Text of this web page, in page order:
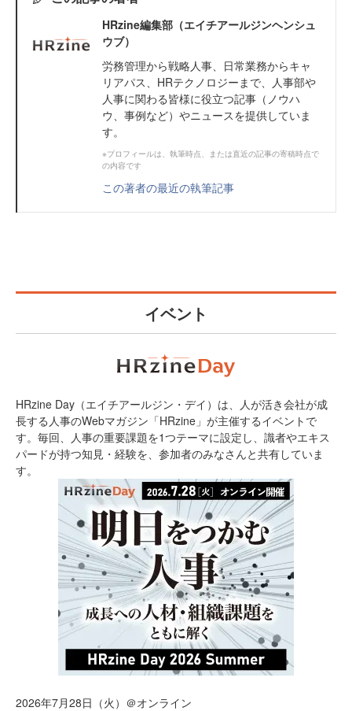
HRzine編集部（エイチアールジンヘンシュ
ウブ）
労務管理から戦略人事、日常業務からキャ
リアパス、HRテクノロジーまで、人事部や
人事に関わる皆様に役立つ記事（ノウハ
ウ、事例など）やニュースを提供していま
す。
※プロフィールは、執筆時点、または直近の記事の寄稿時点で
の内容です
この著者の最近の執筆記事
イベント
HRzine Day（エイチアールジン・デイ）は、人が活き会社が成
長する人事のWebマガジン「HRzine」が主催するイベントで
す。毎回、人事の重要課題を1つテーマに設定し、識者やエキス
パードが持つ知見・経験を、参加者のみなさんと共有していま
す。
2026年7月28日（火）＠オンライン